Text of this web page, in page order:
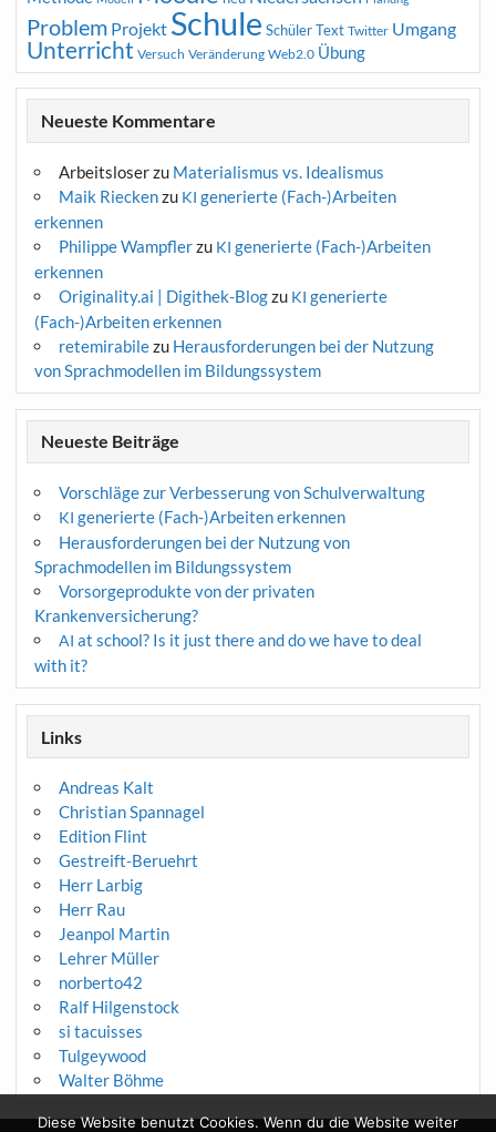
Problem Projekt Schule Schüler Text Twitter Umgang
Unterricht Versuch Veränderung Web2.0 Übung
Neueste Kommentare
Arbeitsloserzu Materialismus vs. Idealismus
Maik Rieckenzu KI generierte (Fach-)Arbeiten
erkennen
Philippe Wampflerzu KI generierte (Fach-)Arbeiten
erkennen
Originality.ai | Digithek-Blogzu KI generierte
(Fach-)Arbeiten erkennen
retemirabilezu Herausforderungen bei der Nutzung
von Sprachmodellen im Bildungssystem
Neueste Beiträge
Vorschläge zur Verbesserung von Schulverwaltung
KI generierte (Fach-)Arbeiten erkennen
Herausforderungen bei der Nutzung von
Sprachmodellen im Bildungssystem
Vorsorgeprodukte von der privaten
Krankenversicherung?
AI at school? Is it just there and do we have to deal
with it?
Links
Andreas Kalt
Christian Spannagel
Edition Flint
Gestreift-Beruehrt
Herr Larbig
Herr Rau
Jeanpol Martin
Lehrer Müller
norberto42
Ralf Hilgenstock
si tacuisses
Tulgeywood
Walter Böhme
Diese Website benutzt Cookies. Wenn du die Website weiter